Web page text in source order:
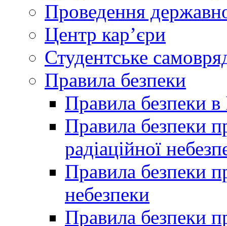
Проведення
Центр кар’єри
Студентське
Правила безпеки
Правила безпеки в
Правила безпеки
радіаційної
Правила безпеки
небезпеки
Правила безпеки